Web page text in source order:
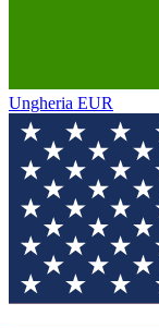
Ungheria EUR